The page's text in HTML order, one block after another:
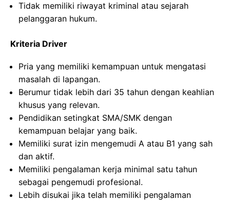
Tidak memiliki riwayat kriminal atau sejarah
pelanggaran hukum.
Kriteria Driver
Pria yang memiliki kemampuan untuk mengatasi
masalah di lapangan.
Berumur tidak lebih dari 35 tahun dengan keahlian
khusus yang relevan.
Pendidikan setingkat SMA/SMK dengan
kemampuan belajar yang baik.
Memiliki surat izin mengemudi A atau B1 yang sah
dan aktif.
Memiliki pengalaman kerja minimal satu tahun
sebagai pengemudi profesional.
Lebih disukai jika telah memiliki pengalaman